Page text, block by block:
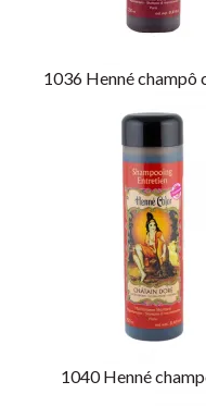
1036 Henné champô
1040Henné